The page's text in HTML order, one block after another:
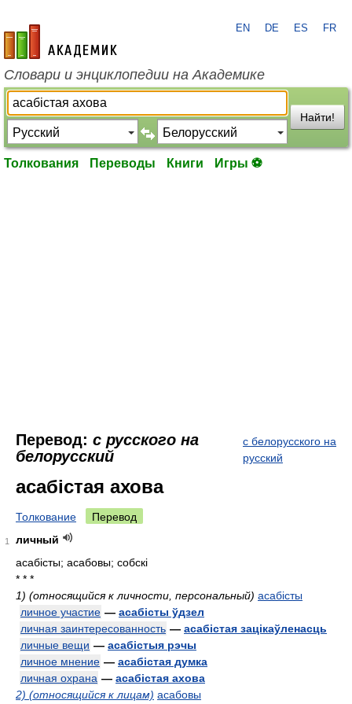
academic.ru
EN DE ES FR
Словари и энциклопедии на Академике
Найти!
Толкования Переводы Книги Игры ⚽
Перевод: с русского на
белорусский
с белорусского на
русский
асабістая ахова
Толкование Перевод
1
личный
асабісты; асабовы; собскі
* * *
1) (относящийся к личности, персональный) асабісты
личное участие — асабісты ўдзел
личная заинтересованность — асабістая зацікаўленасць
личные вещи — асабістыя рэчы
личное мнение — асабістая думка
личная охрана — асабістая ахова
2) (относящийся к лицам) асабовы